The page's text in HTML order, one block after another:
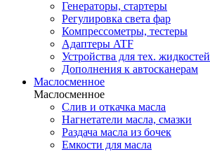
Генераторы, стартеры
Регулировка света фар
Компрессометры, тестеры
Адаптеры ATF
Устройства для тех. жидкостей
Дополнения к автосканерам
Маслосменное
Маслосменное
Слив и откачка масла
Нагнетатели масла, смазки
Раздача масла из бочек
Емкости для масла